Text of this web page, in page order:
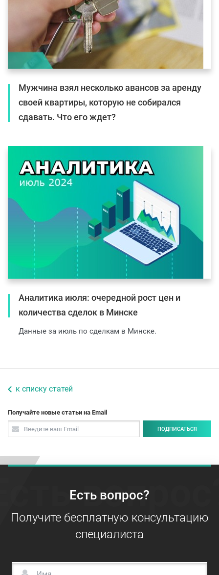
Мужчина взял несколько авансов за аренду
своей квартиры, которую не собирался
сдавать. Что его ждет?
Аналитика июля: очередной рост цен и
количества сделок в Минске
Данные за июль по сделкам в Минске.
к списку статей
Получайте новые статьи на Email
ПОДПИСАТЬСЯ
Есть вопрос?
Получите бесплатную консультацию
специалиста